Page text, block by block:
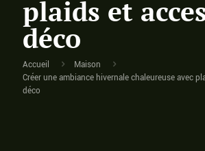
plaids et
déco
Accueil
Maison
Créer une ambiance hivernale chaleureuse avec
déco